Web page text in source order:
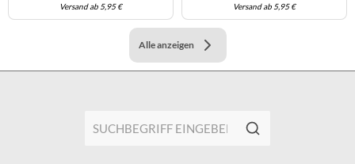
Versand ab 5,95 €
Versand ab 5,95 €
Alle anzeigen